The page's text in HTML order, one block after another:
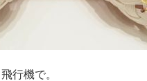
行機で。